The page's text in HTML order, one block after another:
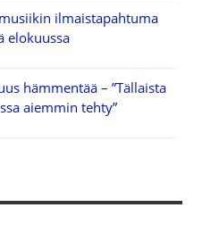
ilmaistapahtuma
elokuussa
hämmentää – ”Tällaista
aiemmin tehty”